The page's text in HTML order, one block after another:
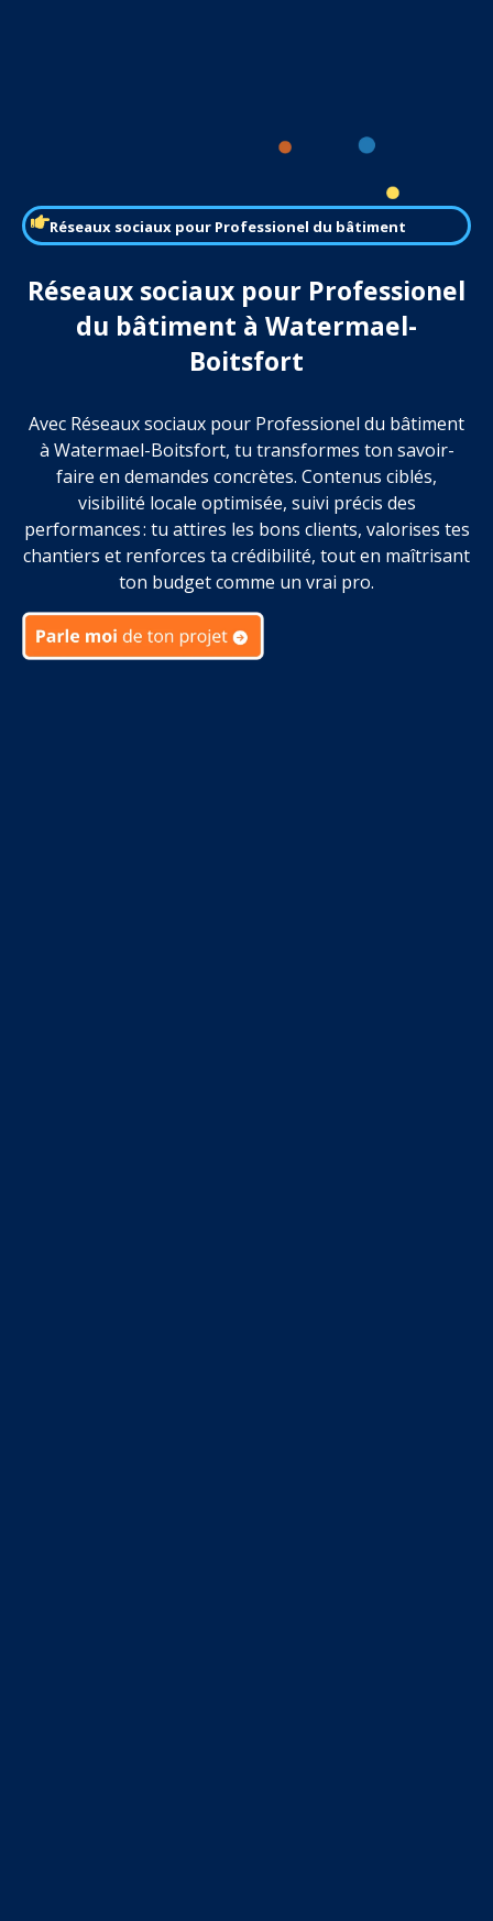
Réseaux sociaux pour Professionel du bâtiment
Réseaux sociaux pour Professionel
du bâtiment à Watermael-
Boitsfort
Avec Réseaux sociaux pour Professionel du bâtiment
à Watermael-Boitsfort, tu transformes ton savoir-
faire en demandes concrètes. Contenus ciblés,
visibilité locale optimisée, suivi précis des
performances : tu attires les bons clients, valorises tes
chantiers et renforces ta crédibilité, tout en maîtrisant
ton budget comme un vrai pro.